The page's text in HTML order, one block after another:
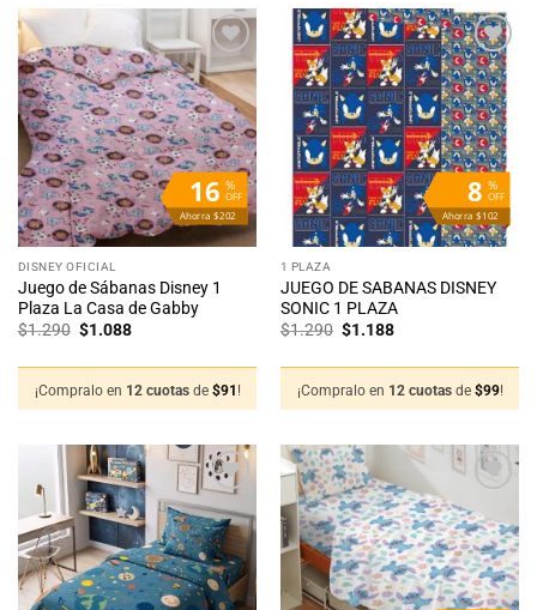
%
OFF
16
Ahorra $202
Añadir
a la
lista
de
deseos
DISNEY OFICIAL
Juego de Sábanas Disney 1
Plaza La Casa de Gabby
$1.290 El
$1.290.
$1.088El
$1.088.
¡Compralo en 12 cuotas de $91 !
%
OFF
8
Ahorra $102
Añadir
a la
lista
de
deseos
1 PLAZA
JUEGO DE SABANAS DISNEY
SONIC 1 PLAZA
$1.290 El
$1.290.
$1.188El
$1.188.
¡Compralo en 12 cuotas de $99!
Añadir
a la
lista
de
deseos
Añadir
a la
lista
de
deseos